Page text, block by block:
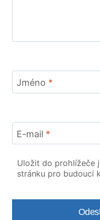
Jméno *
E-mail *
Uložit do prohlížeče
stránku pro budoucí